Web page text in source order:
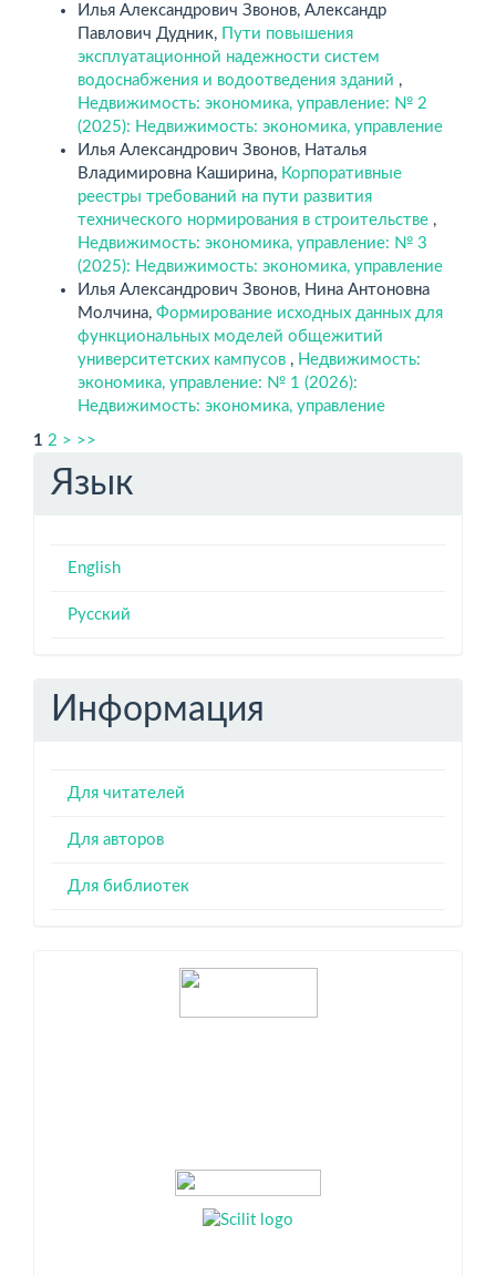
Илья Александрович Звонов, Александр
Павлович Дудник, Пути повышения
эксплуатационной надежности систем
водоснабжения и водоотведения зданий ,
Недвижимость: экономика, управление: № 2
(2025): Недвижимость: экономика, управление
Илья Александрович Звонов, Наталья
Владимировна Каширина, Корпоративные
реестры требований на пути развития
технического нормирования в строительстве ,
Недвижимость: экономика, управление: № 3
(2025): Недвижимость: экономика, управление
Илья Александрович Звонов, Нина Антоновна
Молчина, Формирование исходных данных для
функциональных моделей общежитий
университетских кампусов , Недвижимость:
экономика, управление: № 1 (2026):
Недвижимость: экономика, управление
1 2 > >>
Язык
English
Русский
Информация
Для читателей
Для авторов
Для библиотек
Индексация